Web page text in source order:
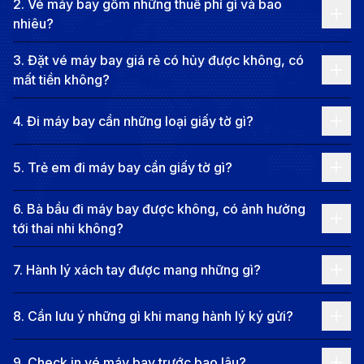
thành biểu tượng của sự năng động, sáng tạo và là
“đầu tàu kinh tế” của cả nước.
Đến với Thành phố Hồ Chí Minh, du khách có thể
cảm nhận sự giao thoa giữa truyền thống và hiện đại:
những tòa nhà chọc trời xen lẫn công trình kiến trúc
Pháp cổ kính, những khu chợ sầm uất hòa cùng quán
cà phê nhỏ mang nét riêng biệt. Không chỉ vậy, nơi
đây còn được mệnh danh là “thành phố không ngủ”,
nơi mà nhịp sống luôn sôi động, đầy sức trẻ và cơ hội.
Các hãng hàng không khai thác
chuyến bay từ Paris đi TP. Hồ Chí
Minh
Tuyến bay từ Paris (sân bay Charles de Gaulle – CDG)
2. Vé máy bay gồm những thuế phí gì và bao
nhiêu?
3. Đặt vé máy bay giá rẻ có hủy được không, có
mất tiền không?
4. Đi máy bay cần những loại giấy tờ gì?
5. Trẻ em đi máy bay cần giấy tờ gì?
6. Bà bầu đi máy bay được không, có ảnh hưởng
tới thai nhi không?
7. Hành lý xách tay được mang những gì?
8. Cần lưu ý những gì khi mang hành lý ký gửi?